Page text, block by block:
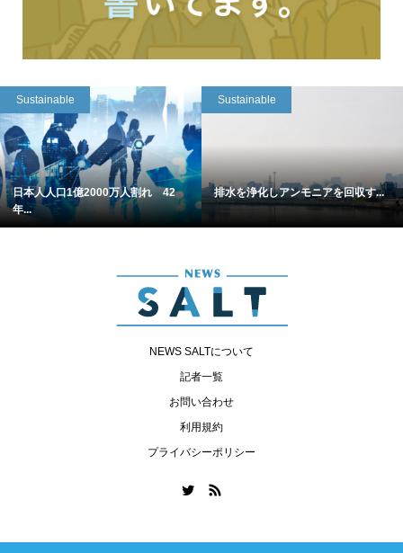
Sustainable
日本人人口1億2000万人割れ 42
年...
Sustainable
排水を浄化しアンモニアを回収す...
NEWS SALTについて
記者一覧
お問い合わせ
利用規約
プライバシーポリシー